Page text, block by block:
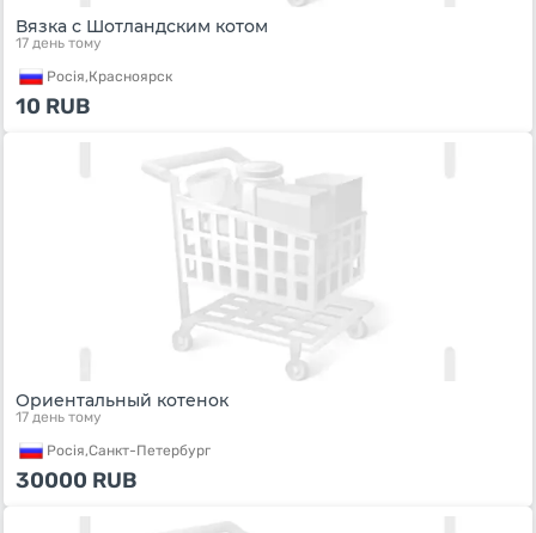
Вязка с Шотландским котом
17 день тому
Росiя,Красноярск
10 RUB
Ориентальный котенок
17 день тому
Росiя,Санкт-Петербург
30000 RUB